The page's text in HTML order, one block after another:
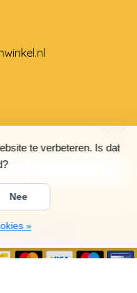
te verbeteren. Is dat
Nee
»